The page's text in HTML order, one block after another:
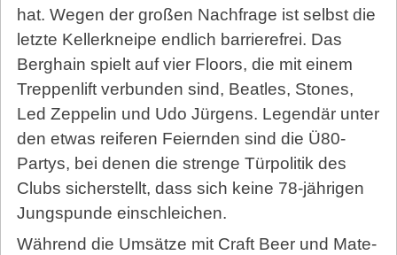
hat. Wegen der großen Nachfrage ist selbst die
letzte Kellerkneipe endlich barrierefrei. Das
Berghain spielt auf vier Floors, die mit einem
Treppenlift verbunden sind, Beatles, Stones,
Led Zeppelin und Udo Jürgens. Legendär unter
den etwas reiferen Feiernden sind die Ü80-
Partys, bei denen die strenge Türpolitik des
Clubs sicherstellt, dass sich keine 78-jährigen
Jung­spunde einschleichen.
Während die Umsätze mit Craft Beer und Mate-